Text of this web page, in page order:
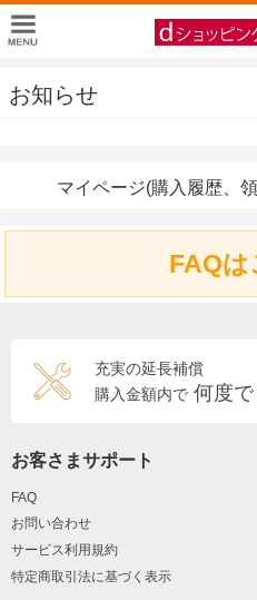
お知らせ
マイページ(購入履歴、
FAQは
充実の延長補償
購入金額内で 何度
お客さまサポート
FAQ
お問い合わせ
サービス利用規約
特定商取引法に基づく表示